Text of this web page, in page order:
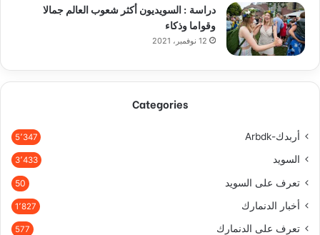
دراسة : السويديون أكثر شعوب العالم جمالا
وقواما وذكاء
12 نوفمبر، 2021
Categories
أربدك-Arbdk 5٬347
السويد 3٬433
تعرف على السويد 50
أخبار الدنمارك 1٬827
تعرف على الدنمارك 577